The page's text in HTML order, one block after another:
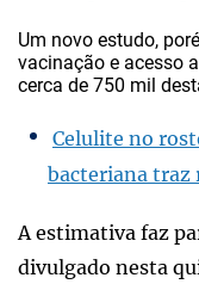
Um novo estudo,
vacinação e acesso
cerca de 750 mil
Celulite no
bacteriana traz
A estimativa faz
divulgado nesta